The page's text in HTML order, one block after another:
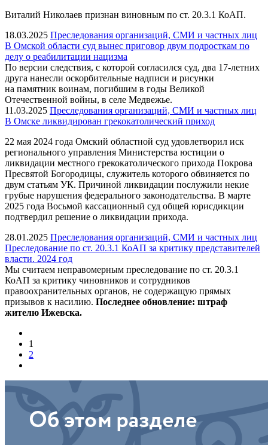
Виталий Николаев признан виновным по ст. 20.3.1 КоАП.
18.03.2025 Преследования организаций, СМИ и частных лиц
В Омской области суд вынес приговор двум подросткам по
делу о реабилитации нацизма
По версии следствия, с которой согласился суд, два 17-летних
друга нанесли оскорбительные надписи и рисунки
на памятник воинам, погибшим в годы Великой
Отечественной войны, в селе Медвежье.
11.03.2025 Преследования организаций, СМИ и частных лиц
В Омске ликвидирован грекокатолический приход
22 мая 2024 года Омский областной суд удовлетворил иск
регионального управления Министерства юстиции о
ликвидации местного грекокатолического прихода Покрова
Пресвятой Богородицы, служитель которого обвиняется по
двум статьям УК. Причиной ликвидации послужили некие
грубые нарушения федерального законодательства. В марте
2025 года Восьмой кассационный суд общей юрисдикции
подтвердил решение о ликвидации прихода.
28.01.2025 Преследования организаций, СМИ и частных лиц
Преследование по ст. 20.3.1 КоАП за критику представителей
власти. 2024 год
Мы считаем неправомерным преследование по ст. 20.3.1
КоАП за критику чиновников и сотрудников
правоохранительных органов, не содержащую прямых
призывов к насилию. Последнее обновление: штраф
жителю Ижевска.
1
2